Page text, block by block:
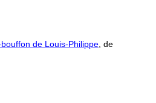
de Louis-Philippe , de